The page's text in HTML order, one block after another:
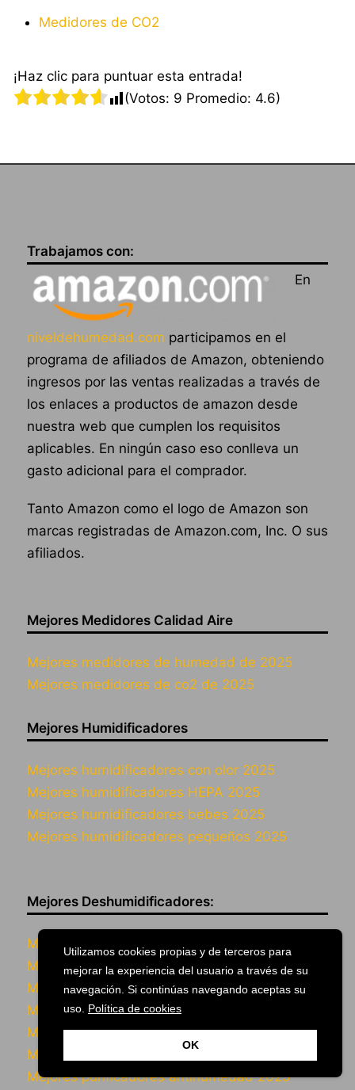
Medidores de CO2
¡Haz clic para puntuar esta entrada!
(Votos: 9 Promedio: 4.6)
Trabajamos con:
En
niveldehumedad.com participamos en el
programa de afiliados de Amazon, obteniendo
ingresos por las ventas realizadas a través de
los enlaces a productos de amazon desde
nuestra web que cumplen los requisitos
aplicables. En ningún caso eso conlleva un
gasto adicional para el comprador.
Tanto Amazon como el logo de Amazon son
marcas registradas de Amazon.com, Inc. O sus
afiliados.
Mejores Medidores Calidad Aire
Mejores medidores de humedad de 2025
Mejores medidores de co2 de 2025
Mejores Humidificadores
Mejores humidificadores con olor 2025
Mejores humidificadores HEPA 2025
Mejores humidificadores bebes 2025
Mejores humidificadores pequeños 2025
Mejores Deshumidificadores:
Mejores bolsas antihumedad armario 2025
Mejores pinturas antihumedad 2025
Mejores deshumidificadores secador 2025
Mejores deshumidificadores con frío 2025
Mejores deshumidificadores con calor 2025
Mejores productos antihumedad 2025
Mejores purificadores antihumedad 2025
Utilizamos cookies propias y de terceros para
mejorar la experiencia del usuario a través de su
navegación. Si continúas navegando aceptas su
uso. Política de cookies
OK